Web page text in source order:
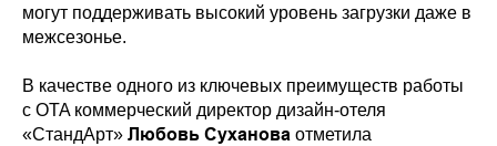
могут поддерживать высокий уровень загрузки даже в
межсезонье.
В качестве одного из ключевых преимуществ работы
с OTA коммерческий директор дизайн-отеля
«СтандАрт» Любовь Суханова отметила